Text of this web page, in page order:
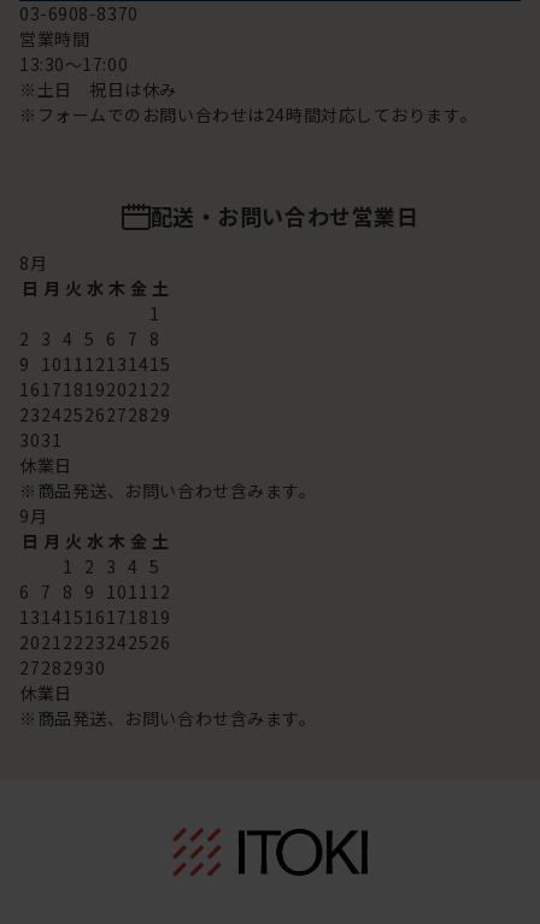
03-6908-8370
営業時間
13:30～17:00
※土日 祝日は休み
※フォームでのお問い合わせは24時間対応しております。
配送・お問い合わせ営業日
8月
日 月 火 水 木 金 土
1
2 3 4 5 6 7 8
9 101112131415
16171819202122
23242526272829
3031
休業日
※商品発送、お問い合わせ含みます。
9月
日 月 火 水 木 金 土
1 2 3 4 5
6 7 8 9 101112
13141516171819
20212223242526
27282930
休業日
※商品発送、お問い合わせ含みます。